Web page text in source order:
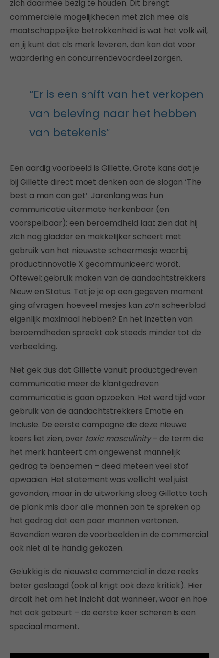
zich daarmee bezig te houden. Dit brengt
commerciële mogelijkheden met zich mee: als
maatschappelijke betrokkenheid is wat het volk wil,
en jij kunt dat als merk leveren, dan kan dat voor
waardering en concurrentievoordeel zorgen.
“Er is een shift van het verkopen
van beleving naar het hebben
van betekenis”
Een aardig voorbeeld is Gillette. Grote kans dat je
bij Gillette direct moet denken aan de slogan ‘The
best a man can get’. Jarenlang was hun
communicatie uitermate herkenbaar (en
voorspelbaar): een beroemdheid laat zien dat hij
zich nog gladder en makkelijker scheert met
gebruik van het nieuwste scheermesje waarbij
productinnovatie X gecommuniceerd wordt.
Oftewel: gebruik maken van de aandachtstrekkers
Nieuw en Status. Tot je je op een gegeven moment
ging afvragen: hoeveel mesjes kan zo’n scheerblad
eigenlijk maximaal hebben? En het inzetten van
beroemdheden spreekt ook steeds minder tot de
verbeelding.
Niet gek dus dat Gillette vanuit productgedreven
communicatie meer de klantgedreven
communicatie is gaan opzoeken. Het werd tijd voor
gebruik van de aandachtstrekkers Emotie en
Inclusie. De eerste campagne die deze nieuwe
koers liet zien, over toxic masculinity– de term die
het merk hanteert om ongewenst mannelijk
gedrag te benoemen – deed meteen veel stof
opwaaien. Het statement was wellicht wel juist
gevonden, maar in de uitwerking sloeg Gillette toch
de plank mis door alle mannen aan te spreken op
het gedrag dat een paar mannen vertonen.
Bovendien waren de voorbeelden in de commercial
ook niet al te handig gekozen.
Gelukkig is de nieuwste commercial in deze reeks
beter geslaagd (ook al krijgt ook deze kritiek). Hier
draait het om het inzicht dat wanneer, waar en hoe
het ook gebeurt – de eerste keer scheren is een
speciaal moment.